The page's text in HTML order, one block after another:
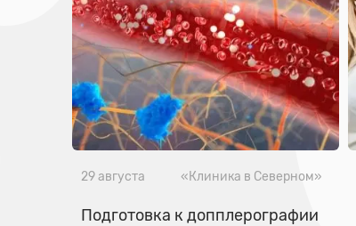
29 августа «Клиника в Северном»
Подготовка к допплерографии